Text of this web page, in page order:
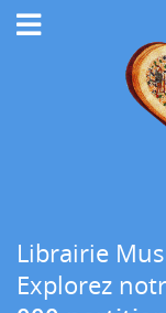
Librairie
Explorez